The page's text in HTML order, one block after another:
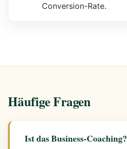
Conversion-Rate.
Häufige Fragen
Ist das Business-Coaching?